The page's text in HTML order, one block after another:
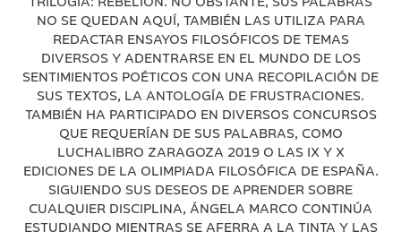
NO SE QUEDAN AQUÍ, TAMBIÉN LAS UTILIZA PARA
REDACTAR ENSAYOS FILOSÓFICOS DE TEMAS
DIVERSOS Y ADENTRARSE EN EL MUNDO DE LOS
SENTIMIENTOS POÉTICOS CON UNA RECOPILACIÓN DE
SUS TEXTOS, LA ANTOLOGÍA DE FRUSTRACIONES.
TAMBIÉN HA PARTICIPADO EN DIVERSOS CONCURSOS
QUE REQUERÍAN DE SUS PALABRAS, COMO
LUCHALIBRO ZARAGOZA 2019 O LAS IX Y X
EDICIONES DE LA OLIMPIADA FILOSÓFICA DE ESPAÑA.
SIGUIENDO SUS DESEOS DE APRENDER SOBRE
CUALQUIER DISCIPLINA, ÁNGELA MARCO CONTINÚA
ESTUDIANDO MIENTRAS SE AFERRA A LA TINTA Y LAS